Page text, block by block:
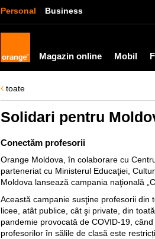
Personal Business
Magazin online Mobil
toate
Solidari pentru
Conectăm profesorii
Orange Moldova, în colaborare cu
parteneriat cu Ministerul Educaţiei,
Moldova lansează campania naţională
Această campanie susţine profesorii din
licee, atât publice, cât şi private, din
pandemie provocată de COVID-19,
profesorilor în sălile de clasă este